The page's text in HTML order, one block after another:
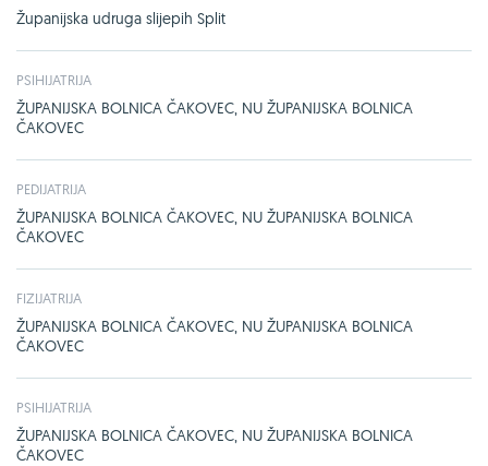
Županijska udruga slijepih Split
PSIHIJATRIJA
ŽUPANIJSKA BOLNICA ČAKOVEC, NU ŽUPANIJSKA BOLNICA
ČAKOVEC
PEDIJATRIJA
ŽUPANIJSKA BOLNICA ČAKOVEC, NU ŽUPANIJSKA BOLNICA
ČAKOVEC
FIZIJATRIJA
ŽUPANIJSKA BOLNICA ČAKOVEC, NU ŽUPANIJSKA BOLNICA
ČAKOVEC
PSIHIJATRIJA
ŽUPANIJSKA BOLNICA ČAKOVEC, NU ŽUPANIJSKA BOLNICA
ČAKOVEC